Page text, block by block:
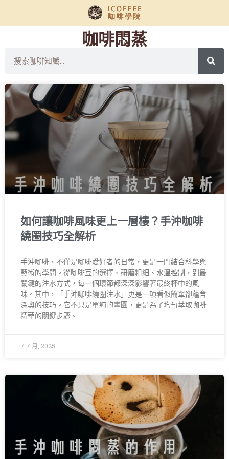
咖啡悶蒸
如何讓咖啡風味更上一層樓？手沖咖啡
繞圈技巧全解析
手沖咖啡，不僅是咖啡愛好者的日常，更是一門結合科學與
藝術的學問。從咖啡豆的選擇、研磨粗細、水溫控制，到最
關鍵的注水方式，每一個環節都深深影響著最終杯中的風
味。其中，「手沖咖啡繞圈注水」更是一項看似簡單卻蘊含
深奧的技巧。它不只是單純的畫圓，更是為了均勻萃取咖啡
精華的關鍵步驟。
7 7 月, 2025